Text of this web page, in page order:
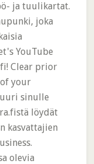
ja tuulikartat.
joka
YouTube
Clear prior
your
sinulle
löydät
kasvattajien
olevia